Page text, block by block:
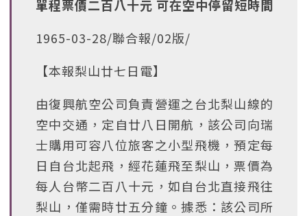
單程票價二百八十元 可在空中停留短時間
1965-03-28/聯合報/02版/
【本報梨山廿七日電】
由復興航空公司負責營運之台北梨山線的
空中交通，定自廿八日開航，該公司向瑞
士購用可容八位旅客之小型飛機，預定每
日自台北起飛，經花蓮飛至梨山，票價為
每人台幣二百八十元，如自台北直接飛往
梨山，僅需時廿五分鐘。據悉：該公司所